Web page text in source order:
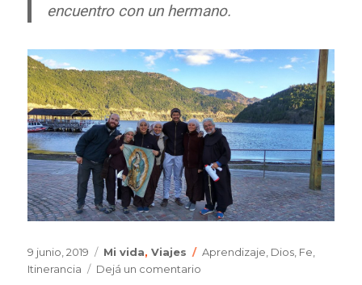
encuentro con un hermano.
Publicado
el
9 junio, 2019 Categorías
Mi vida,Viajes Etiquetas
Aprendizaje, Dios, Fe,
Itinerancia
Dejá un comentario